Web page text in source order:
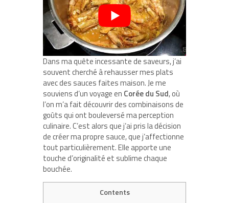
Dans ma quête incessante de saveurs, j’ai
souvent cherché à rehausser mes plats
avec des sauces faites maison. Je me
souviens d’un voyage en Corée du Sud, où
l’on m’a fait découvrir des combinaisons de
goûts qui ont bouleversé ma perception
culinaire. C’est alors que j’ai pris la décision
de créer ma propre sauce, que j’affectionne
tout particulièrement. Elle apporte une
touche d’originalité et sublime chaque
bouchée.
Contents